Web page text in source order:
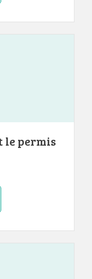
le permis